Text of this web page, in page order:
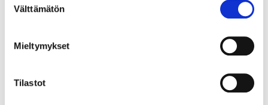
valinta
Välttämätön
Mieltymykset
Tilastot
24 tavaratalossa
verkkokaupasta